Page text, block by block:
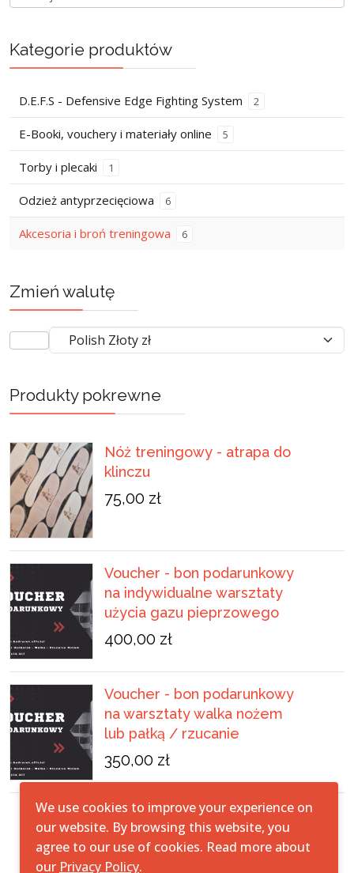
Kategorie produktów
D.E.F.S - Defensive Edge Fighting System 2
E-Booki, vouchery i materiały online 5
Torby i plecaki 1
Odzież antyprzecięciowa 6
Akcesoria i broń treningowa 6
Zmień walutę
Produkty pokrewne
Nóż treningowy - atrapa do
klinczu
75,00 zł
Voucher - bon podarunkowy
na indywidualne warsztaty
użycia gazu pieprzowego
400,00 zł
Voucher - bon podarunkowy
na warsztaty walka nożem
lub pałką / rzucanie
350,00 zł
© 2026All Rights Reserved.
We use cookies to improve your experience on
our website. By browsing this website, you
agree to our use of cookies. Read more about
our Privacy Policy.